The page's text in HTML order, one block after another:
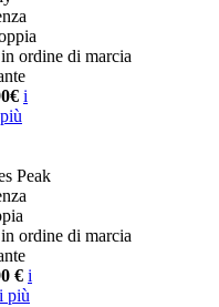
ordine di marcia
i
Peak
ordine di marcia
€ i
più